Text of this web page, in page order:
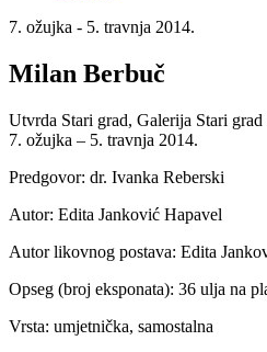
7. ožujka - 5. travnja 2014.
Milan Berbuč
Utvrda Stari grad, Galerija Stari
7. ožujka – 5. travnja 2014.
Predgovor: dr. Ivanka Reberski
Autor: Edita Janković Hapavel
Autor likovnog postava: Edita
Opseg (broj eksponata): 36 ulja na
Vrsta: umjetnička, samostalna